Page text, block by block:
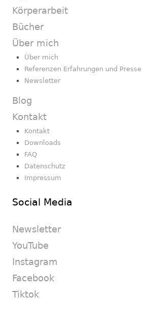
Körperarbeit
Bücher
Über mich
Über mich
Referenzen Erfahrungen und Presse
Newsletter
Blog
Kontakt
Kontakt
Downloads
FAQ
Datenschutz
Impressum
Social Media
Newsletter
YouTube
Instagram
Facebook
Tiktok